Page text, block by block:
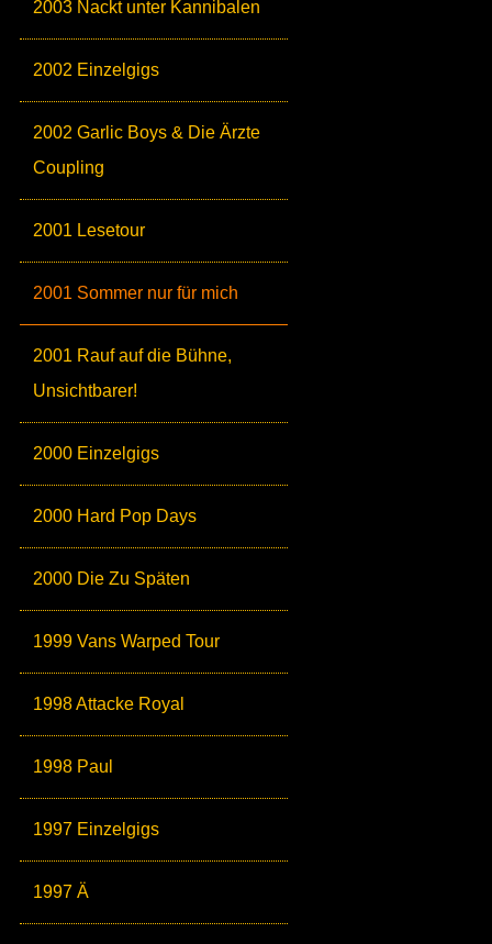
2003 Nackt unter Kannibalen
2002 Einzelgigs
2002 Garlic Boys & Die Ärzte
Coupling
2001 Lesetour
2001 Sommer nur für mich
2001 Rauf auf die Bühne,
Unsichtbarer!
2000 Einzelgigs
2000 Hard Pop Days
2000 Die Zu Späten
1999 Vans Warped Tour
1998 Attacke Royal
1998 Paul
1997 Einzelgigs
1997 Ä